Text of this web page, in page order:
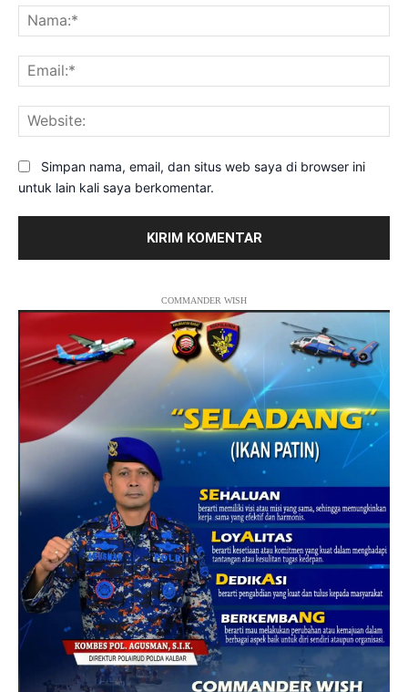
Simpan nama, email, dan situs web saya di browser ini
untuk lain kali saya berkomentar.
COMMANDER WISH